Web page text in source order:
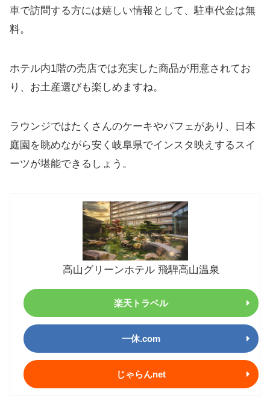
車で訪問する方には嬉しい情報として、駐車代金は無
料。
ホテル内1階の売店では充実した商品が用意されてお
り、お土産選びも楽しめますね。
ラウンジではたくさんのケーキやパフェがあり、日本
庭園を眺めながら安く岐阜県でインスタ映えするスイ
ーツが堪能できるしょう。
高山グリーンホテル 飛騨高山温泉
楽天トラベル
一休.com
じゃらんnet